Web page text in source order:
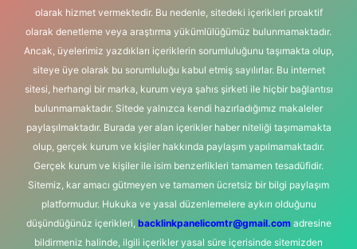
olarak hizmet vermektedir. Bu nedenle, sitedeki içerikleri proaktif
olarak denetleme veya araştırma yükümlülüğümüz bulunmamaktadır.
Ancak, üyelerimiz yazdıkları içeriklerin sorumluluğunu taşımakta olup,
siteye üye olarak bu sorumluluğu kabul etmiş sayılırlar. Bu internet
sitesi, herhangi bir marka, kurum veya şahıs şirketi ile hiçbir bağlantısı
bulunmamaktadır. Sitede yalnızca kendi hazırladığımız makaleler
paylaşılmaktadır. Burada yer alan içerikler haber niteliği taşımamakta
olup, gerçek kurum ve kişiler hakkında paylaşım yapılmamaktadır.
Gerçek kurum ve kişiler ile isim benzerlikleri tamamen tesadüfidir.
Sitemiz, kar amacı gütmeyen ve tamamen ücretsiz bir bilgi paylaşım
platformudur. Hukuka ve yasal düzenlemelere aykırı olduğunu
düşündüğünüz içerikleri, backlinkpanelicomtr@gmail.comadresine
bildirmeniz halinde, ilgili içerikler yasal süre içerisinde sitemizden